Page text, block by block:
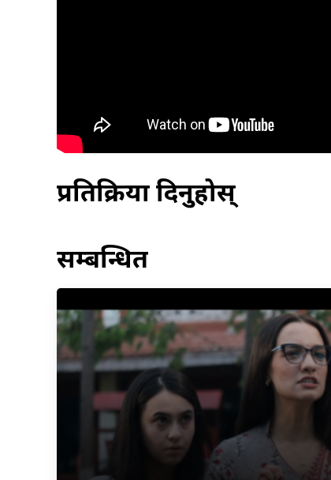
प्रतिक्रिया दिनुहोस्
सम्बन्धित